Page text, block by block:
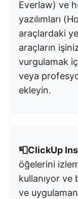
Everlaw) ve
yazılımları
araçlardaki
araçların
vurgulamak
veya
ekleyin.
📮ClickUp
öğelerini
kullanıyor ve
ve